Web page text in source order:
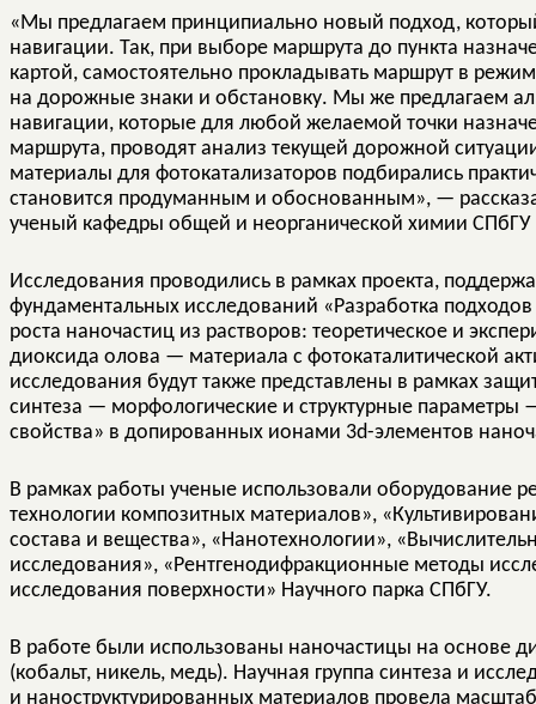
«Мы предлагаем принципиально новый подход,
навигации. Так, при выборе маршрута до пункта
картой, самостоятельно прокладывать маршрут в
на дорожные знаки и обстановку. Мы же предлагаем
навигации, которые для любой желаемой точки
маршрута, проводят анализ текущей дорожной
материалы для фотокатализаторов подбирались
становится продуманным и обоснованным», —
ученый кафедры общей и неорганической химии СПбГУ
Исследования проводились в рамках проекта,
фундаментальных исследований «Разработка
роста наночастиц из растворов: теоретическое и
диоксида олова — материала с фотокаталитической
исследования будут также представлены в рамках
синтеза — морфологические и структурные параметры
свойства» в допированных ионами 3d-элементов
В рамках работы ученые использовали оборудование
технологии композитных материалов»,
состава и вещества», «Нанотехнологии»,
исследования», «Рентгенодифракционные методы
исследования поверхности» Научного парка СПбГУ.
В работе были использованы наночастицы на основе
(кобальт, никель, медь). Научная группа синтеза и
и наноструктурированных материалов провела